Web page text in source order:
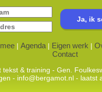
| Agenda | Eigen werk |
Contact
tekst & training - Gen.
- info@bergamot.nl - laatst